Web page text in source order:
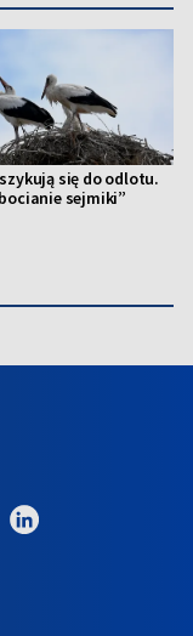
się do odlotu.
sejmiki”